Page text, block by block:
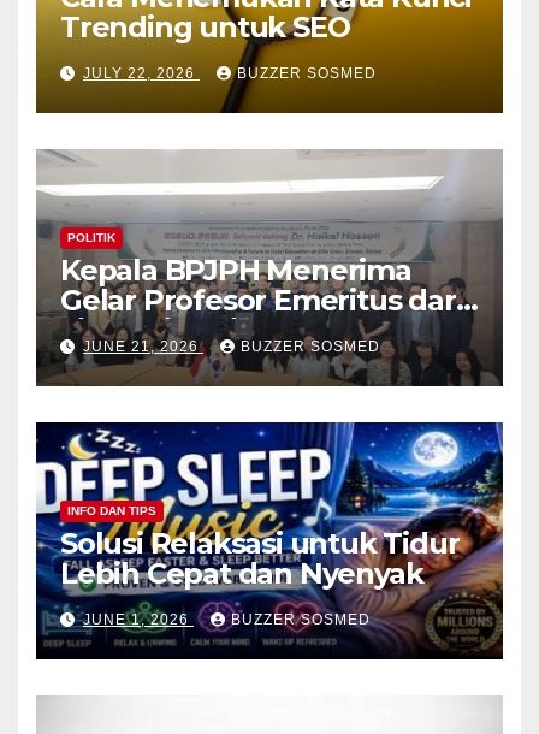
Trending untuk SEO
JULY 22, 2026 BUZZER SOSMED
POLITIK
Kepala BPJPH Menerima
Gelar Profesor Emeritus dari
Silla University, Busan Korsel
JUNE 21, 2026 BUZZER SOSMED
INFO DAN TIPS
Solusi Relaksasi untuk Tidur
Lebih Cepat dan Nyenyak
JUNE 1, 2026 BUZZER SOSMED